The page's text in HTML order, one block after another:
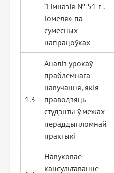
“Гімназія № 51 г .
Гомеля» па
сумесных
напрацоўках
1.3
Аналіз урокаў
праблемнага
навучання, якія
праводзяць
студэнты ў межах
пераддыпломнай
практыкі
Навуковае
кансультаванне